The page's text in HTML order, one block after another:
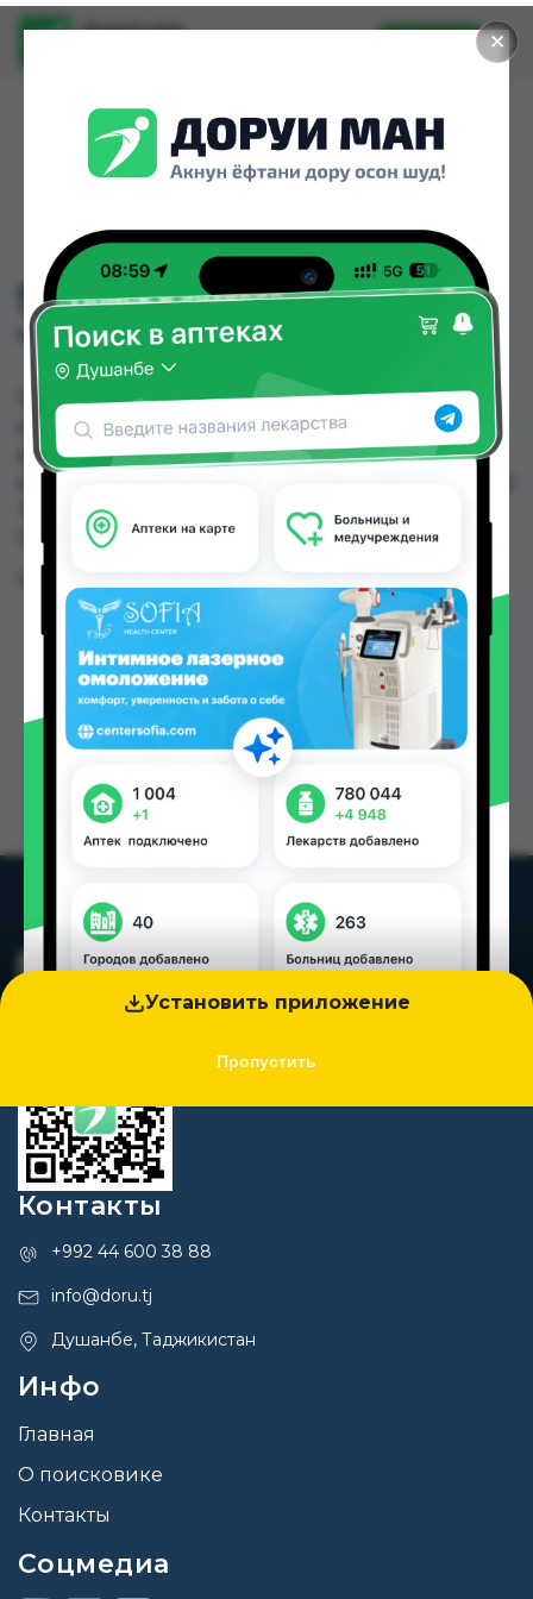
✕
Установить приложение
Пропустить
Доруи ман
Установить
SHOULDER SUPPORT
"TYNOR"
SHOULDER SUPPORT "TYNOR" можно купить
или заказать в аптеках, Дору Фарм №6, Дору
фарм №7, Мадад Фарм 156, Нишон №1, Нишон
TJS до 275.00 TJS в Душанбе и других городах
Таджикистана
Контакты
+992 44 600 38 88
info@doru.tj
Душанбе, Таджикистан
Инфо
Главная
О поисковике
Контакты
Соцмедиа